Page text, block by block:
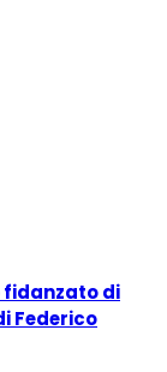
fidanzato di
Federico